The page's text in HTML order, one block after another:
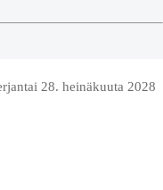
28. heinäkuuta 2028